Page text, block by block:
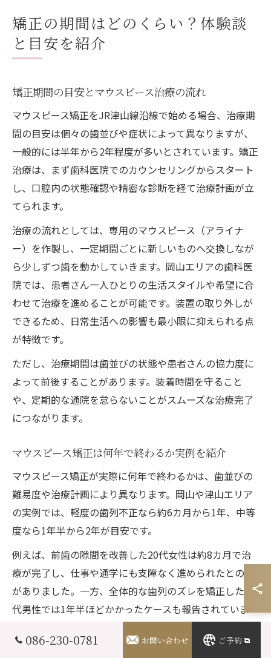
矯正の期間はどのくらい？体験談
と目安を紹介
矯正期間の目安とマウスピース治療の流れ
マウスピース矯正をJR津山線沿線で始める場合、治療期
間の目安は個々の歯並びや症状によって異なりますが、
一般的には半年から2年程度が多いとされています。矯正
治療は、まず歯科医院でのカウンセリングからスタート
し、口腔内の状態確認や精密な診断を経て治療計画が立
てられます。
治療の流れとしては、専用のマウスピース（アライナ
ー）を作製し、一定期間ごとに新しいものへ交換しなが
ら少しずつ歯を動かしていきます。岡山エリアの歯科医
院では、患者さん一人ひとりの生活スタイルや希望に合
わせて治療を進めることが可能です。装置の取り外しが
できるため、日常生活への影響も最小限に抑えられる点
が特徴です。
ただし、治療期間は歯並びの状態や患者さんの協力度に
よって前後することがあります。装着時間を守ること
や、定期的な通院を怠らないことがスムーズな治療完了
につながります。
マウスピース矯正は何年で終わるか実例を紹介
マウスピース矯正が実際に何年で終わるかは、歯並びの
難易度や治療計画により異なります。岡山や津山エリア
の実例では、軽度の歯列不正なら約6カ月から1年、中等
度なら1年半から2年が目安です。
例えば、前歯の隙間を改善した20代女性は約8カ月で治
療が完了し、仕事や通学にも支障なく進められたとの声
がありました。一方、全体的な歯列のズレを矯正した30
代男性では1年半ほどかかったケースも報告されていま
086-230-0781 お問い合わせ ご予約